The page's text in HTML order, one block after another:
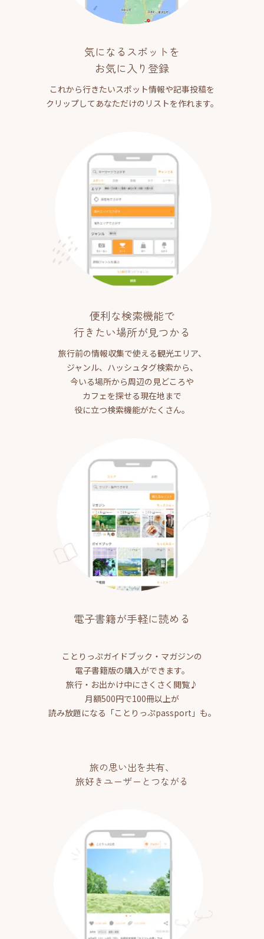
気になるスポットを
お気に入り登録
これから行きたいスポット情報や記事投稿を
クリップしてあなただけのリストを作れます。
便利な検索機能で
行きたい場所が見つかる
旅行前の情報収集で使える観光エリア、
ジャンル、ハッシュタグ検索から、
今いる場所から周辺の見どころや
カフェを探せる現在地まで
役に立つ検索機能がたくさん。
電子書籍が手軽に読める
ことりっぷガイドブック・マガジンの
電子書籍版の購入ができます。
旅行・お出かけ中にさくさく閲覧♪
月額500円で100冊以上が
読み放題になる「ことりっぷpassport」も。
旅の思い出を共有、
旅好きユーザーとつながる